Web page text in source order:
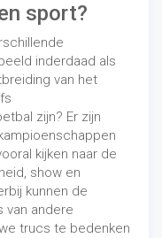
sport?
inderdaad als
van het
zijn? Er zijn
kijken naar de
show en
kunnen de
van andere
trucs te bedenken